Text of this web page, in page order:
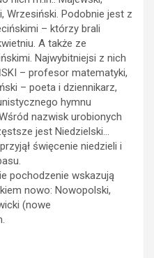
Wrzesiński. Podobnie jest z
– którzy brali
A także ze
Najwybitniejsi z nich
– profesor matematyki,
– poeta i dziennikarz,
hymnu
nazwisk urobionych
jest Niedzielski…
święcenie niedzieli i
pochodzenie wskazują
nowo: Nowopolski,
(nowe